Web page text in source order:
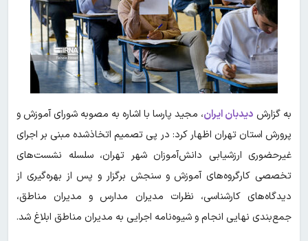
به گزارش دیدبان ایران، مجید پارسا با اشاره به مصوبه شورای آموزش و
پرورش استان تهران اظهار کرد: در پی تصمیم اتخاذشده مبنی بر اجرای
غیرحضوری ارزشیابی دانش‌آموزان شهر تهران، سلسله نشست‌های
تخصصی کارگروه‌های آموزش و سنجش برگزار و پس از بهره‌گیری از
دیدگاه‌های کارشناسی، نظرات مدیران مدارس و مدیران مناطق،
جمع‌بندی نهایی انجام و شیوه‌نامه اجرایی به مدیران مناطق ابلاغ شد.